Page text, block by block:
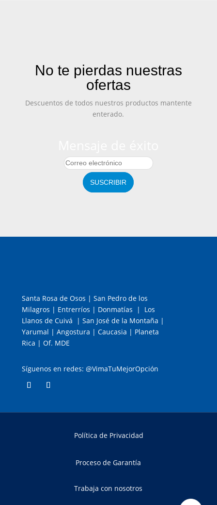
No te pierdas nuestras
ofertas
Descuentos de todos nuestros productos mantente
enterado.
SUSCRIBIR
Santa Rosa de Osos | San Pedro de los
Milagros | Entrerríos | Donmatías | Los
Llanos de Cuivá | San José de la Montaña |
Yarumal | Angostura | Caucasia | Planeta
Rica | Of. MDE
Síguenos en redes: @VimaTuMejorOpción
Política de Privacidad
Proceso de Garantía
Trabaja con nosotros